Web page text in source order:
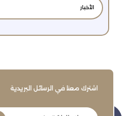
الأخبار
اشترك معنا في الرسائل البريدية